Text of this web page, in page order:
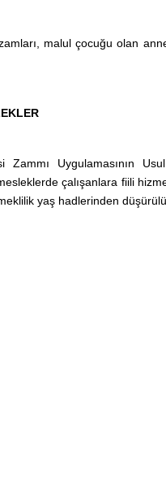
malul çocuğu olan
Zammı Uygulamasının
çalışanlara fiili
yaş hadlerinden